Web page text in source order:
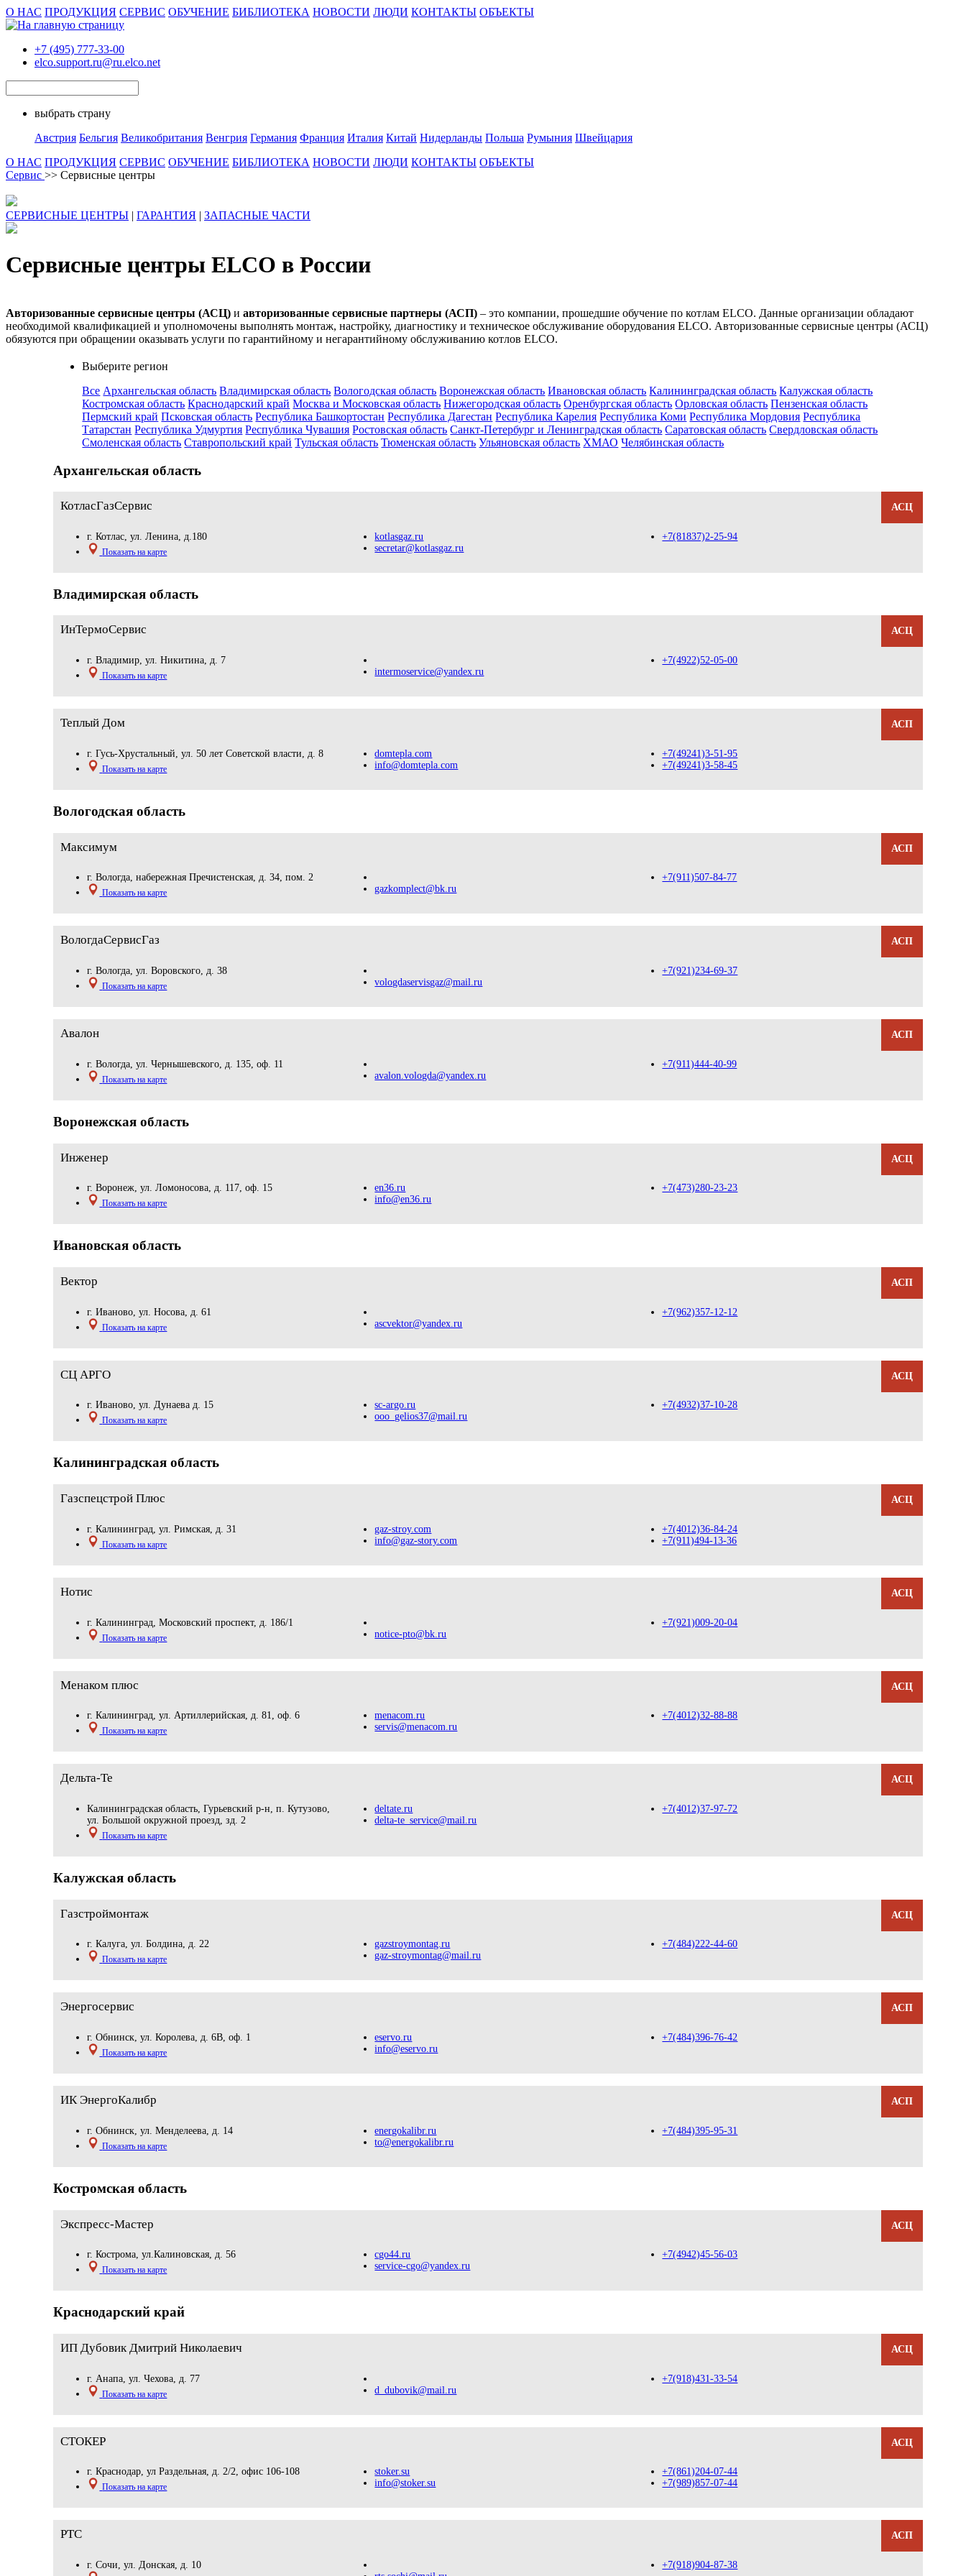
О НАС ПРОДУКЦИЯ СЕРВИС ОБУЧЕНИЕ БИБЛИОТЕКА НОВОСТИ ЛЮДИ КОНТАКТЫ ОБЪЕКТЫ
+7 (495) 777-33-00
elco.support.ru@ru.elco.net
выбрать страну
Австрия Бельгия Великобритания Венгрия Германия Франция Италия Китай Нидерланды Польша Румыния Швейцария
О НАС ПРОДУКЦИЯ СЕРВИС ОБУЧЕНИЕ БИБЛИОТЕКА НОВОСТИ ЛЮДИ КОНТАКТЫ ОБЪЕКТЫ
Сервис >> Сервисные центры
СЕРВИСНЫЕ ЦЕНТРЫ | ГАРАНТИЯ | ЗАПАСНЫЕ ЧАСТИ
Сервисные центры ELCO в России
Авторизованные сервисные центры (АСЦ) и авторизованные сервисные партнеры (АСП) – это компании, прошедшие обучение по котлам ELCO. Данные организации обладают
необходимой квалификацией и уполномочены выполнять монтаж, настройку, диагностику и техническое обслуживание оборудования ELCO. Авторизованные сервисные центры (АСЦ)
обязуются при обращении оказывать услуги по гарантийному и негарантийному обслуживанию котлов ELCO.
Выберите регион
Все Архангельская область Владимирская область Вологодская область Воронежская область Ивановская область Калининградская область Калужская область
Костромская область Краснодарский край Москва и Московская область Нижегородская область Оренбургская область Орловская область Пензенская область
Пермский край Псковская область Республика Башкортостан Республика Дагестан Республика Карелия Республика Коми Республика Мордовия Республика
Татарстан Республика Удмуртия Республика Чувашия Ростовская область Санкт-Петербург и Ленинградская область Саратовская область Свердловская область
Смоленская область Ставропольский край Тульская область Тюменская область Ульяновская область ХМАО Челябинская область
Архангельская область
КотласГазСервис АСЦ
г. Котлас, ул. Ленина, д.180
Показать на карте
kotlasgaz.ru
secretar@kotlasgaz.ru
+7(81837)2-25-94
Владимирская область
ИнТермоСервис АСЦ
г. Владимир, ул. Никитина, д. 7
Показать на карте intermoservice@yandex.ru
+7(4922)52-05-00
Теплый Дом АСП
г. Гусь-Хрустальный, ул. 50 лет Советской власти, д. 8
Показать на карте
domtepla.com
info@domtepla.com
+7(49241)3-51-95
+7(49241)3-58-45
Вологодская область
Максимум АСП
г. Вологда, набережная Пречистенская, д. 34, пом. 2
Показать на карте gazkomplect@bk.ru
+7(911)507-84-77
ВологдаСервисГаз АСП
г. Вологда, ул. Воровского, д. 38
Показать на карте vologdaservisgaz@mail.ru
+7(921)234-69-37
Авалон АСП
г. Вологда, ул. Чернышевского, д. 135, оф. 11
Показать на карте avalon.vologda@yandex.ru
+7(911)444-40-99
Воронежская область
Инженер АСЦ
г. Воронеж, ул. Ломоносова, д. 117, оф. 15
Показать на карте
en36.ru
info@en36.ru
+7(473)280-23-23
Ивановская область
Вектор АСП
г. Иваново, ул. Носова, д. 61
Показать на карте ascvektor@yandex.ru
+7(962)357-12-12
СЦ АРГО АСЦ
г. Иваново, ул. Дунаева д. 15
Показать на карте
sc-argo.ru
ooo_gelios37@mail.ru
+7(4932)37-10-28
Калининградская область
Газспецстрой Плюс АСЦ
г. Калининград, ул. Римская, д. 31
Показать на карте
gaz-stroy.com
info@gaz-story.com
+7(4012)36-84-24
+7(911)494-13-36
Нотис АСЦ
г. Калининград, Московский проспект, д. 186/1
Показать на карте notice-pto@bk.ru
+7(921)009-20-04
Менаком плюс АСЦ
г. Калининград, ул. Артиллерийская, д. 81, оф. 6
Показать на карте
menacom.ru
servis@menacom.ru
+7(4012)32-88-88
Дельта-Те АСЦ
Калининградская область, Гурьевский р-н, п. Кутузово,
ул. Большой окружной проезд, зд. 2
Показать на карте
deltate.ru
delta-te_service@mail.ru
+7(4012)37-97-72
Калужская область
Газстроймонтаж АСЦ
г. Калуга, ул. Болдина, д. 22
Показать на карте
gazstroymontag.ru
gaz-stroymontag@mail.ru
+7(484)222-44-60
Энергосервис АСП
г. Обнинск, ул. Королева, д. 6В, оф. 1
Показать на карте
eservo.ru
info@eservo.ru
+7(484)396-76-42
ИК ЭнергоКалибр АСП
г. Обнинск, ул. Менделеева, д. 14
Показать на карте
energokalibr.ru
to@energokalibr.ru
+7(484)395-95-31
Костромская область
Экспресс-Мастер АСЦ
г. Кострома, ул.Калиновская, д. 56
Показать на карте
cgo44.ru
service-cgo@yandex.ru
+7(4942)45-56-03
Краснодарский край
ИП Дубовик Дмитрий Николаевич АСЦ
г. Анапа, ул. Чехова, д. 77
Показать на карте d_dubovik@mail.ru
+7(918)431-33-54
СТОКЕР АСЦ
г. Краснодар, ул Раздельная, д. 2/2, офис 106-108
Показать на карте
stoker.su
info@stoker.su
+7(861)204-07-44
+7(989)857-07-44
РТС АСП
г. Сочи, ул. Донская, д. 10
+7(918)904-87-38